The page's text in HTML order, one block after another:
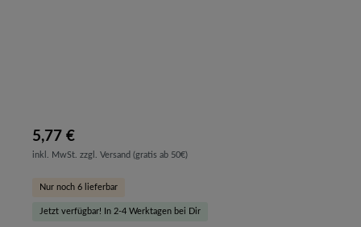
5,77 €
inkl. MwSt. zzgl. Versand (gratis ab 50€)
Nur noch 6 lieferbar
Jetzt verfügbar! In 2-4 Werktagen bei Dir